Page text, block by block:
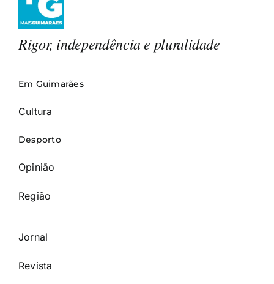
Rigor, independência e pluralidade
Em Guimarães
Cultura
Desporto
Opinião
Região
Jornal
Revista